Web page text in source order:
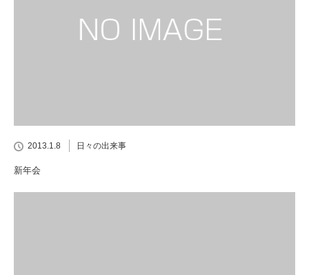
2013.1.8 日々の出来事
新年会